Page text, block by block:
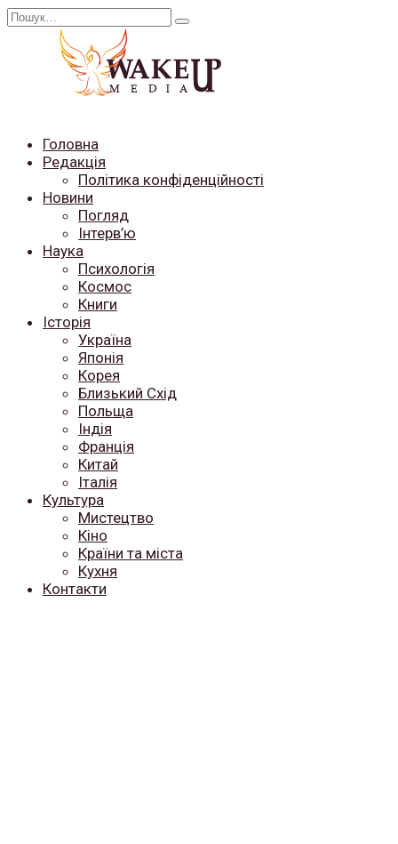
Перейти
Search
Головна
Редакція
Політика конфіденційності
Новини
Погляд
Інтерв’ю
Наука
Психологія
Космос
Книги
Історія
Україна
Японія
Корея
Близький Схід
Польща
Індія
Франція
Китай
Італія
Культура
Мистецтво
Кіно
Країни та міста
Кухня
Контакти